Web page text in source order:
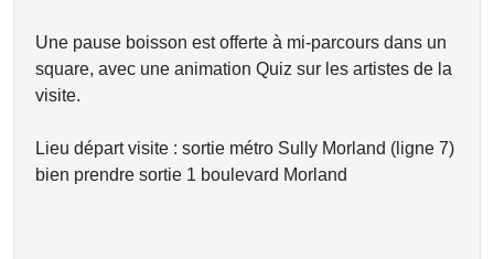
Une pause boisson est offerte à mi-parcours dans un
square, avec une animation Quiz sur les artistes de la
visite.
Lieu départ visite : sortie métro Sully Morland (ligne 7)
bien prendre sortie 1 boulevard Morland